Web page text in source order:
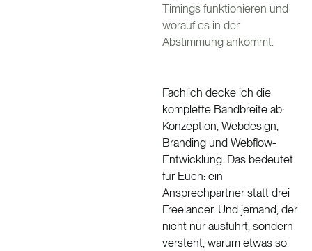
Timings funktionieren und
worauf es in der
Abstimmung ankommt.
Fachlich decke ich die
komplette Bandbreite ab:
Konzeption, Webdesign,
Branding und Webflow-
Entwicklung. Das bedeutet
für Euch: ein
Ansprechpartner statt drei
Freelancer. Und jemand, der
nicht nur ausführt, sondern
versteht, warum etwas so